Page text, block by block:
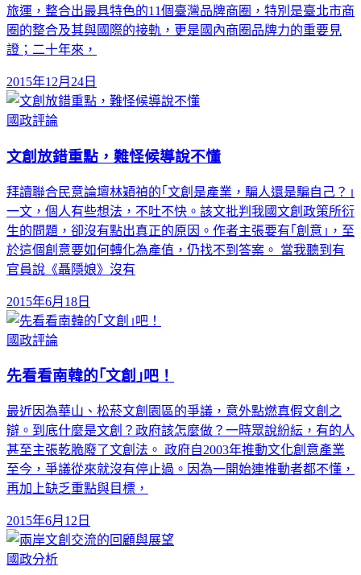
旅運，整合出最具特色的11個臺灣品牌商圈，特別是臺北市商
圈的整合及其與國際的接軌，更是國內商圈品牌力的重要見
證；二十年來，
2015年12月24日
國政評論
文創放錯重點，難怪候導說不懂
拜讀聯合民意論壇林穎禎的｢文創是產業，騙人還是騙自己？｣
一文，個人有些想法，不吐不快。該文批判我國文創政策所衍
生的問題，卻沒有點出真正的原因。作者主張要有｢創意｣，至
於這個創意要如何轉化為產值，仍找不到答案。 當我聽到有
官員說《聶隱娘》沒有
2015年6月18日
國政評論
先看看南韓的｢文創｣吧！
最近因為華山、松菸文創園區的爭議，意外點燃真假文創之
辯。到底什麼是文創？政府該怎麼做？一時眾說紛紜，有的人
甚至主張乾脆廢了文創法。 政府自2003年推動文化創意產業
至今，爭議從來就沒有停止過。因為一開始連推動者都不懂，
再加上缺乏重點與目標，
2015年6月12日
國政分析